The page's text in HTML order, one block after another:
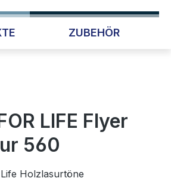
ZUBEHÖR
LIFE Flyer
560
Holzlasurtöne